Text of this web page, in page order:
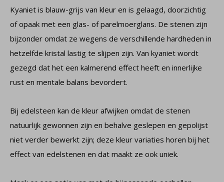
Kyaniet is blauw-grijs van kleur en is gelaagd, doorzichtig
of opaak met een glas- of parelmoerglans. De stenen zijn
bijzonder omdat ze wegens de verschillende hardheden in
hetzelfde kristal lastig te slijpen zijn. Van kyaniet wordt
gezegd dat het een kalmerend effect heeft en innerlijke
rust en mentale balans bevordert.
Bij edelsteen kan de kleur afwijken omdat de stenen
natuurlijk gewonnen zijn en behalve geslepen en gepolijst
niet verder bewerkt zijn; deze kleur variaties horen bij het
effect van edelstenen en dat maakt ze ook uniek.